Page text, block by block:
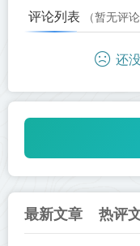
评论列表 （暂无评论
还
最新文章 热评